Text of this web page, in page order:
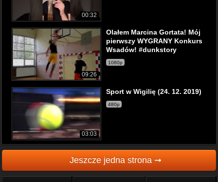
00:32
09:26
Olałem Marcina Gortata! Mój
pierwszy WYGRANY Konkurs
Wsadów! #dunkstory
1080p
03:03
Sport w Wigilię (24. 12. 2019)
480p
Jeszcze jedna strona ➞